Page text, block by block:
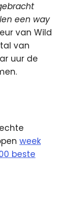
een way
van Wild
van
uur de
week
beste